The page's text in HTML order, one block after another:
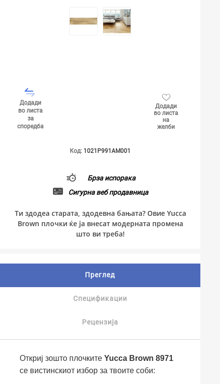
Додади
во листа
за
споредба
Додади
во листа
на
желби
Код: 1021P991AM001
Брза испорака
Сигурна веб продавница
Ти здодеа старата, здодевна бањата? Овие Yucca
Brown плочки ќе ја внесат модерната промена
што ви треба!
Преглед
Спецификации
Рецензија
Откриј зошто плочките Yucca Brown 8971
се вистинскиот избор за твоите соби: